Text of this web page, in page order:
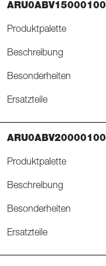
ARU0ABV15000100
Produktpalette
Beschreibung
Besonderheiten
Ersatzteile
ARU0ABV20000100
Produktpalette
Beschreibung
Besonderheiten
Ersatzteile